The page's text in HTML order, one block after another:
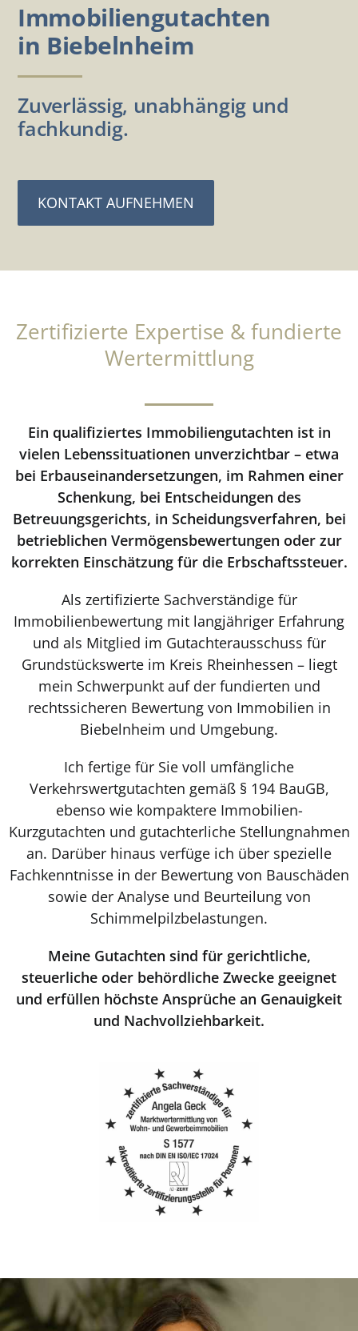
Immobiliengutachten
in Biebelnheim
Zuverlässig, unabhängig und
fachkundig.
KONTAKT AUFNEHMEN
Zertifizierte Expertise & fundierte
Wertermittlung
Ein qualifiziertes Immobiliengutachten ist in
vielen Lebenssituationen unverzichtbar – etwa
bei Erbauseinandersetzungen, im Rahmen einer
Schenkung, bei Entscheidungen des
Betreuungsgerichts, in Scheidungsverfahren, bei
betrieblichen Vermögensbewertungen oder zur
korrekten Einschätzung für die Erbschaftssteuer.
Als zertifizierte Sachverständige für
Immobilienbewertung mit langjähriger Erfahrung
und als Mitglied im Gutachterausschuss für
Grundstückswerte im Kreis Rheinhessen – liegt
mein Schwerpunkt auf der fundierten und
rechtssicheren Bewertung von Immobilien in
Biebelnheim und Umgebung.
Ich fertige für Sie voll umfängliche
Verkehrswertgutachten gemäß § 194 BauGB,
ebenso wie kompaktere Immobilien-
Kurzgutachten und gutachterliche Stellungnahmen
an. Darüber hinaus verfüge ich über spezielle
Fachkenntnisse in der Bewertung von Bauschäden
sowie der Analyse und Beurteilung von
Schimmelpilzbelastungen.
Meine Gutachten sind für gerichtliche,
steuerliche oder behördliche Zwecke geeignet
und erfüllen höchste Ansprüche an Genauigkeit
und Nachvollziehbarkeit.